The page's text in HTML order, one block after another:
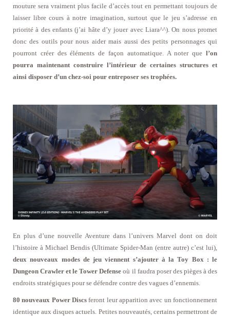
mouture sera vraiment plus facile d’accès tout en permettant toujours de
laisser libre cours à notre imagination, surtout que le jeu s’adresse en
priorité à des enfants (j’ai hâte d’y jouer avec Liara^^). On nous promet
donc des outils pour nous aider mais aussi des petits personnages qui
pourront créer des éléments de façon automatique. A noter que l’on
pourra maintenant construire l’intérieur de certaines structures et
ainsi disposer d’un chez-soi pour entreposer ses trophées.
En plus d’une nouvelle Aventure dans l’univers Marvel dont on doit
l’histoire à Michael Bendis (Ultimate Spider-Man (entre autre) c’est lui),
deux nouveaux modes de jeu viennent s’ajouter à la Toy Box : le
Dungeon Crawler et le Tower Defense où il faudra poser des pièges à des
endroits stratégiques pour se défendre contre des vagues d’ennemis.
80 nouveaux Power Discs feront leur apparition avec un fonctionnement
identique aux disques actuels. Petites nouveautés, certains permettront de